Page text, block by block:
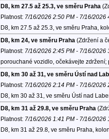
D8, km 27.5 až 25.3, ve směru Praha
Platnost: 7/16/2026 2:50 PM - 7/16/2026
D8, km 27.5 až 25.3, ve směru Praha,
D8, km 24, ve směru Praha (Zdržení a
Platnost: 7/16/2026 2:45 PM - 7/16/2026
porouchané vozidlo, očekávejte
D8, km 30 až 31, ve směru Ústí nad
Platnost: 7/16/2026 2:14 PM - 7/16/2026
D8, km 30 až 31, ve směru Ústí nad
D8, km 31 až 29.8, ve směru Praha
Platnost: 7/16/2026 1:41 PM - 7/16/2026
D8, km 31 až 29.8, ve směru Praha,